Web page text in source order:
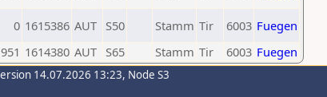
0 1615386 AUT S50 Stamm Tir 6003 Fuegen
1614380 AUT S65 Stamm Tir 6003 Fuegen
14.07.2026 13:23, Node S3